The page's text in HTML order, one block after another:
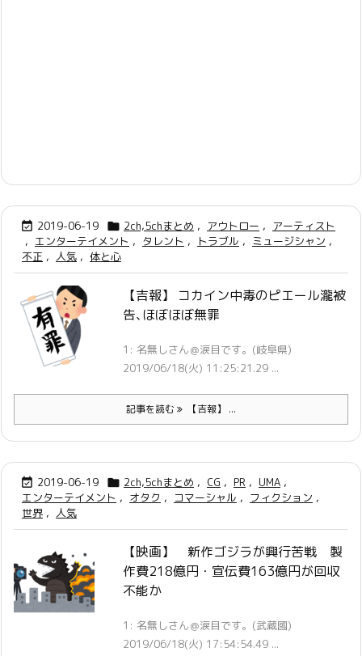
 2019-06-19  2ch,5chまとめ , アウトロー , アーティスト
, エンターテイメント , タレント , トラブル , ミュージシャン ,
不正 , 人気 , 体と心
【吉報】 コカイン中毒のピエール瀧被
告､ほぼほぼ無罪
1: 名無しさん＠涙目です。(岐阜県)
2019/06/18(火) 11:25:21.29 ...
記事を読む 【吉報】 ...
 2019-06-19  2ch,5chまとめ , CG , PR , UMA ,
エンターテイメント , オタク , コマーシャル , フィクション ,
世界 , 人気
【映画】 新作ゴジラが興行苦戦 製
作費218億円・宣伝費163億円が回収
不能か
1: 名無しさん＠涙目です。(武蔵國)
2019/06/18(火) 17:54:54.49 ...